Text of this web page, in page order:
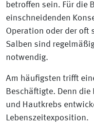
betroffen sein. Für die
einschneidenden
Operation oder der oft
Salben sind
notwendig.
Am häufigsten trifft
Beschäftigte. Denn
und Hautkrebs
Lebenszeitexposition.